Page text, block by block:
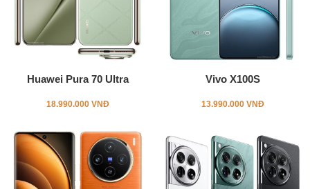
Huawei Pura 70 Ultra
18.990.000 VNĐ
Vivo X100S
13.990.000 VNĐ